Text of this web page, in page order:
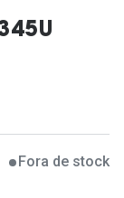
Fora de stock